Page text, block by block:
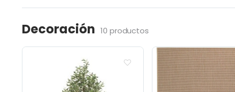
Decoración 10 productos